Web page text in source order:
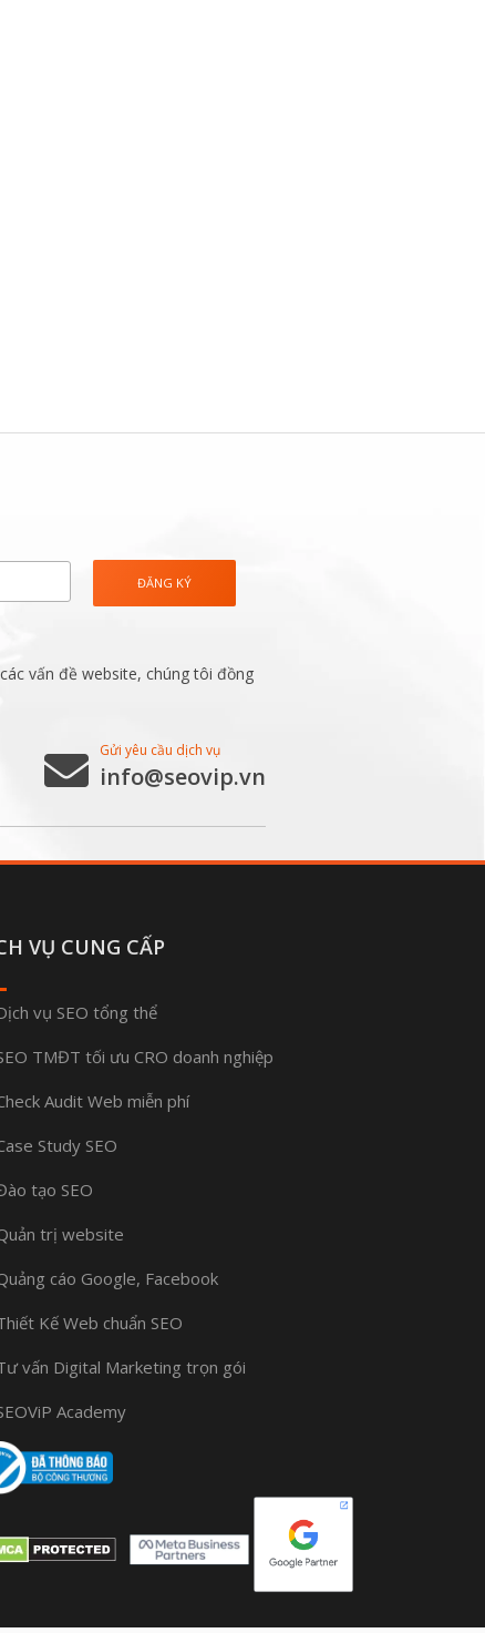
vấn đề website, chúng tôi đồng
Gửi yêu cầu dịch vụ
info@seovip.vn
VỤ CUNG CẤP
vụ SEO tổng thể
TMĐT tối ưu CRO doanh nghiệp
Audit Web miễn phí
Study SEO
tạo SEO
trị website
cáo Google, Facebook
Kế Web chuẩn SEO
vấn Digital Marketing trọn gói
Academy